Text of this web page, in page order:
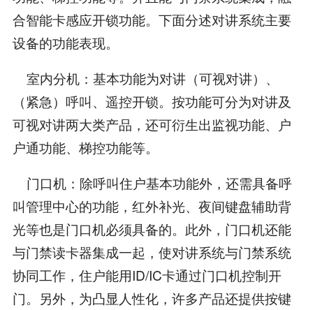
合智能卡感应开锁功能。下面分述对讲系统主要
设备的功能表现。
室内分机：基本功能为对讲（可视对讲）、
（紧急）呼叫、遥控开锁。按功能可分为对讲及
可视对讲两大类产品，还可衍生出监视功能、户
户通功能、梯控功能等。
门口机：除呼叫住户基本功能外，还需具备呼
叫管理中心的功能，红外补光、夜间键盘辅助背
光等也是门口机必须具备的。此外，门口机还能
与门禁读卡器集成一起，使对讲系统与门禁系统
协同工作，住户能用ID/IC卡通过门口机控制开
门。另外，为凸显人性化，许多产品还提供按键